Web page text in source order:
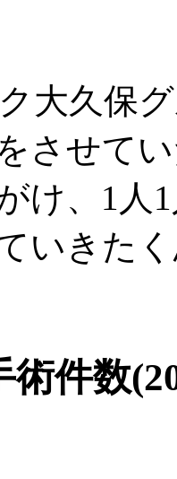
大久保
させて
け、1人
いきた
件数